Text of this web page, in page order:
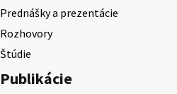
Prednášky a prezentácie
Rozhovory
Štúdie
Publikácie